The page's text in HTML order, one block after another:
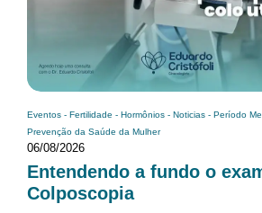
Eventos - Fertilidade - Hormônios - Noticias - Período
Prevenção da Saúde da Mulher
06/08/2026
Entendendo a fundo o
Colposcopia